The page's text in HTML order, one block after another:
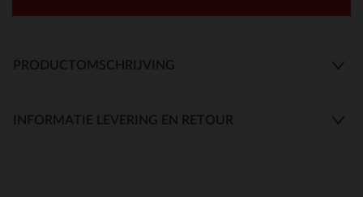
PRODUCTOMSCHRIJVING
INFORMATIE LEVERING EN RETOUR